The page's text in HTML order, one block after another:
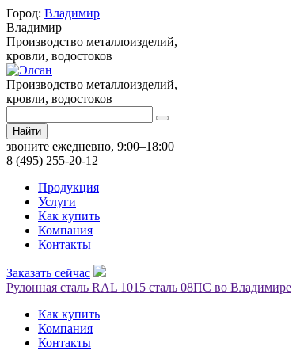
Город: Владимир
Владимир
Производство металлоизделий,
кровли, водостоков
Производство металлоизделий,
кровли, водостоков
Найти
звоните ежедневно, 9:00–18:00
8 (495) 255-20-12
Продукция
Услуги
Как купить
Компания
Контакты
Заказать сейчас
Рулонная сталь RAL 1015 сталь 08ПС во Владимире
Как купить
Компания
Контакты